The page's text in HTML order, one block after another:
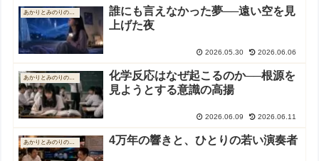
あかりとみのりの物語
誰にも言えなかった夢──遠い空を見
上げた夜
2026.05.30 2026.06.06
あかりとみのりの物語
化学反応はなぜ起こるのか──根源を
見ようとする意識の高揚
2026.06.09 2026.06.11
あかりとみのりの物語 4万年の響きと、ひとりの若い演奏者